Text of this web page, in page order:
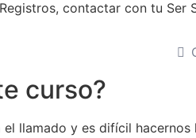
contactar con tu Ser
curso?
llamado y es difícil hacernos